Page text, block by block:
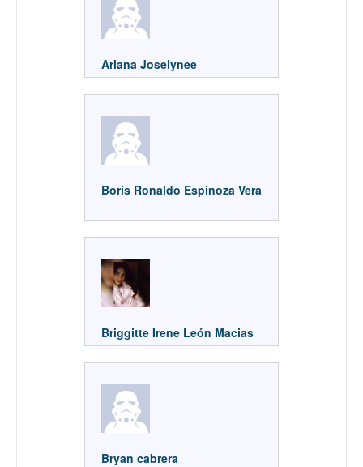
Ariana Joselynee
Boris Ronaldo Espinoza Vera
Briggitte Irene León Macias
Bryan cabrera